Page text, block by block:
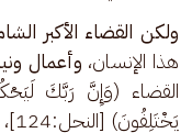
ولكن القضاء الأكبر
هذا الإنسان، وأعمال
القضاء (وَإِنَّ رَبَّكَ